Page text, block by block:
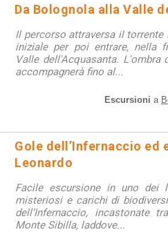
Da Bolognola alla Valle
Il percorso attraversa il
iniziale per poi entrare, nella
Valle dell'Acquasanta.
accompagnerà fino al...
Escursioni a
Gole dell’Infernaccio ed
Leonardo
Facile escursione in uno dei
misteriosi e carichi di
dell’Infernaccio, incastonate
Monte Sibilla, laddove...